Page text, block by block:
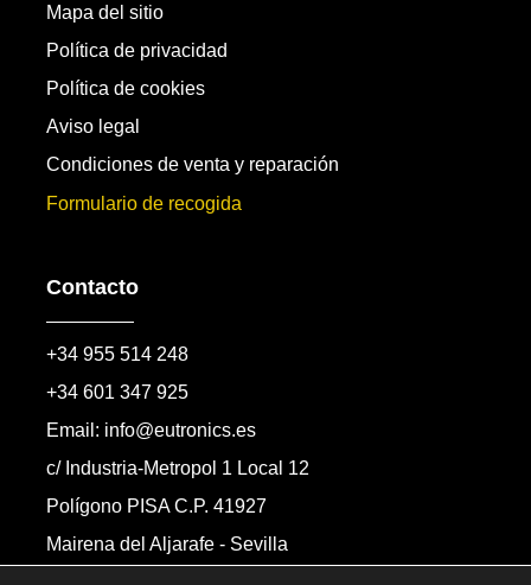
Mapa del sitio
Política de privacidad
Política de cookies
Aviso legal
Condiciones de venta y reparación
Formulario de recogida
Contacto
+34 955 514 248
+34 601 347 925
Email: info@eutronics.es
c/ Industria-Metropol 1 Local 12
Polígono PISA C.P. 41927
Mairena del Aljarafe - Sevilla